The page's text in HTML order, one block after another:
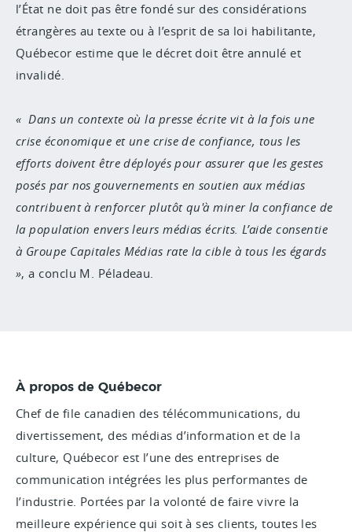
l’État ne doit pas être fondé sur des considérations
étrangères au texte ou à l’esprit de sa loi habilitante,
Québecor estime que le décret doit être annulé et
invalidé.
Dans un contexte où la presse écrite vit à la fois une
crise économique et une crise de confiance, tous les
efforts doivent être déployés pour assurer que les gestes
posés par nos gouvernements en soutien aux médias
contribuent à renforcer plutôt qu'à miner la confiance de
la population envers leurs médias écrits. L’aide consentie
à Groupe Capitales Médias rate la cible à tous les égards
, a conclu M. Péladeau.
À propos de Québecor
Chef de file canadien des télécommunications, du
divertissement, des médias d’information et de la
culture, Québecor est l’une des entreprises de
communication intégrées les plus performantes de
l’industrie. Portées par la volonté de faire vivre la
meilleure expérience qui soit à ses clients, toutes les